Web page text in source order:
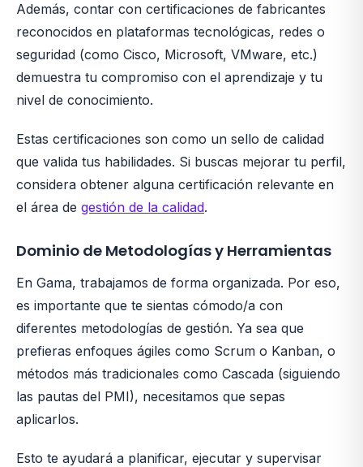
Además, contar con certificaciones de fabricantes
reconocidos en plataformas tecnológicas, redes o
seguridad (como Cisco, Microsoft, VMware, etc.)
demuestra tu compromiso con el aprendizaje y tu
nivel de conocimiento.
Estas certificaciones son como un sello de calidad
que valida tus habilidades. Si buscas mejorar tu perfil,
considera obtener alguna certificación relevante en
el área de gestión de la calidad.
Dominio de Metodologías y Herramientas
En Gama, trabajamos de forma organizada. Por eso,
es importante que te sientas cómodo/a con
diferentes metodologías de gestión. Ya sea que
prefieras enfoques ágiles como Scrum o Kanban, o
métodos más tradicionales como Cascada (siguiendo
las pautas del PMI), necesitamos que sepas
aplicarlos.
Esto te ayudará a planificar, ejecutar y supervisar